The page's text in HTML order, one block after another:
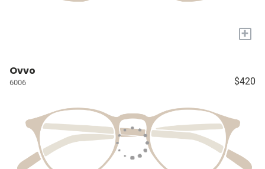
+
Ovvo
6006 $420